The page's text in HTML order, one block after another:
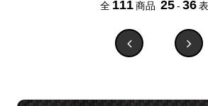
全 111 商品 25 - 36